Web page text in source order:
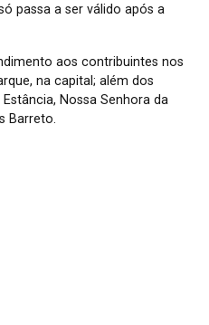
passa a ser válido após a
aos contribuintes nos
na capital; além dos
Nossa Senhora da
Barreto.